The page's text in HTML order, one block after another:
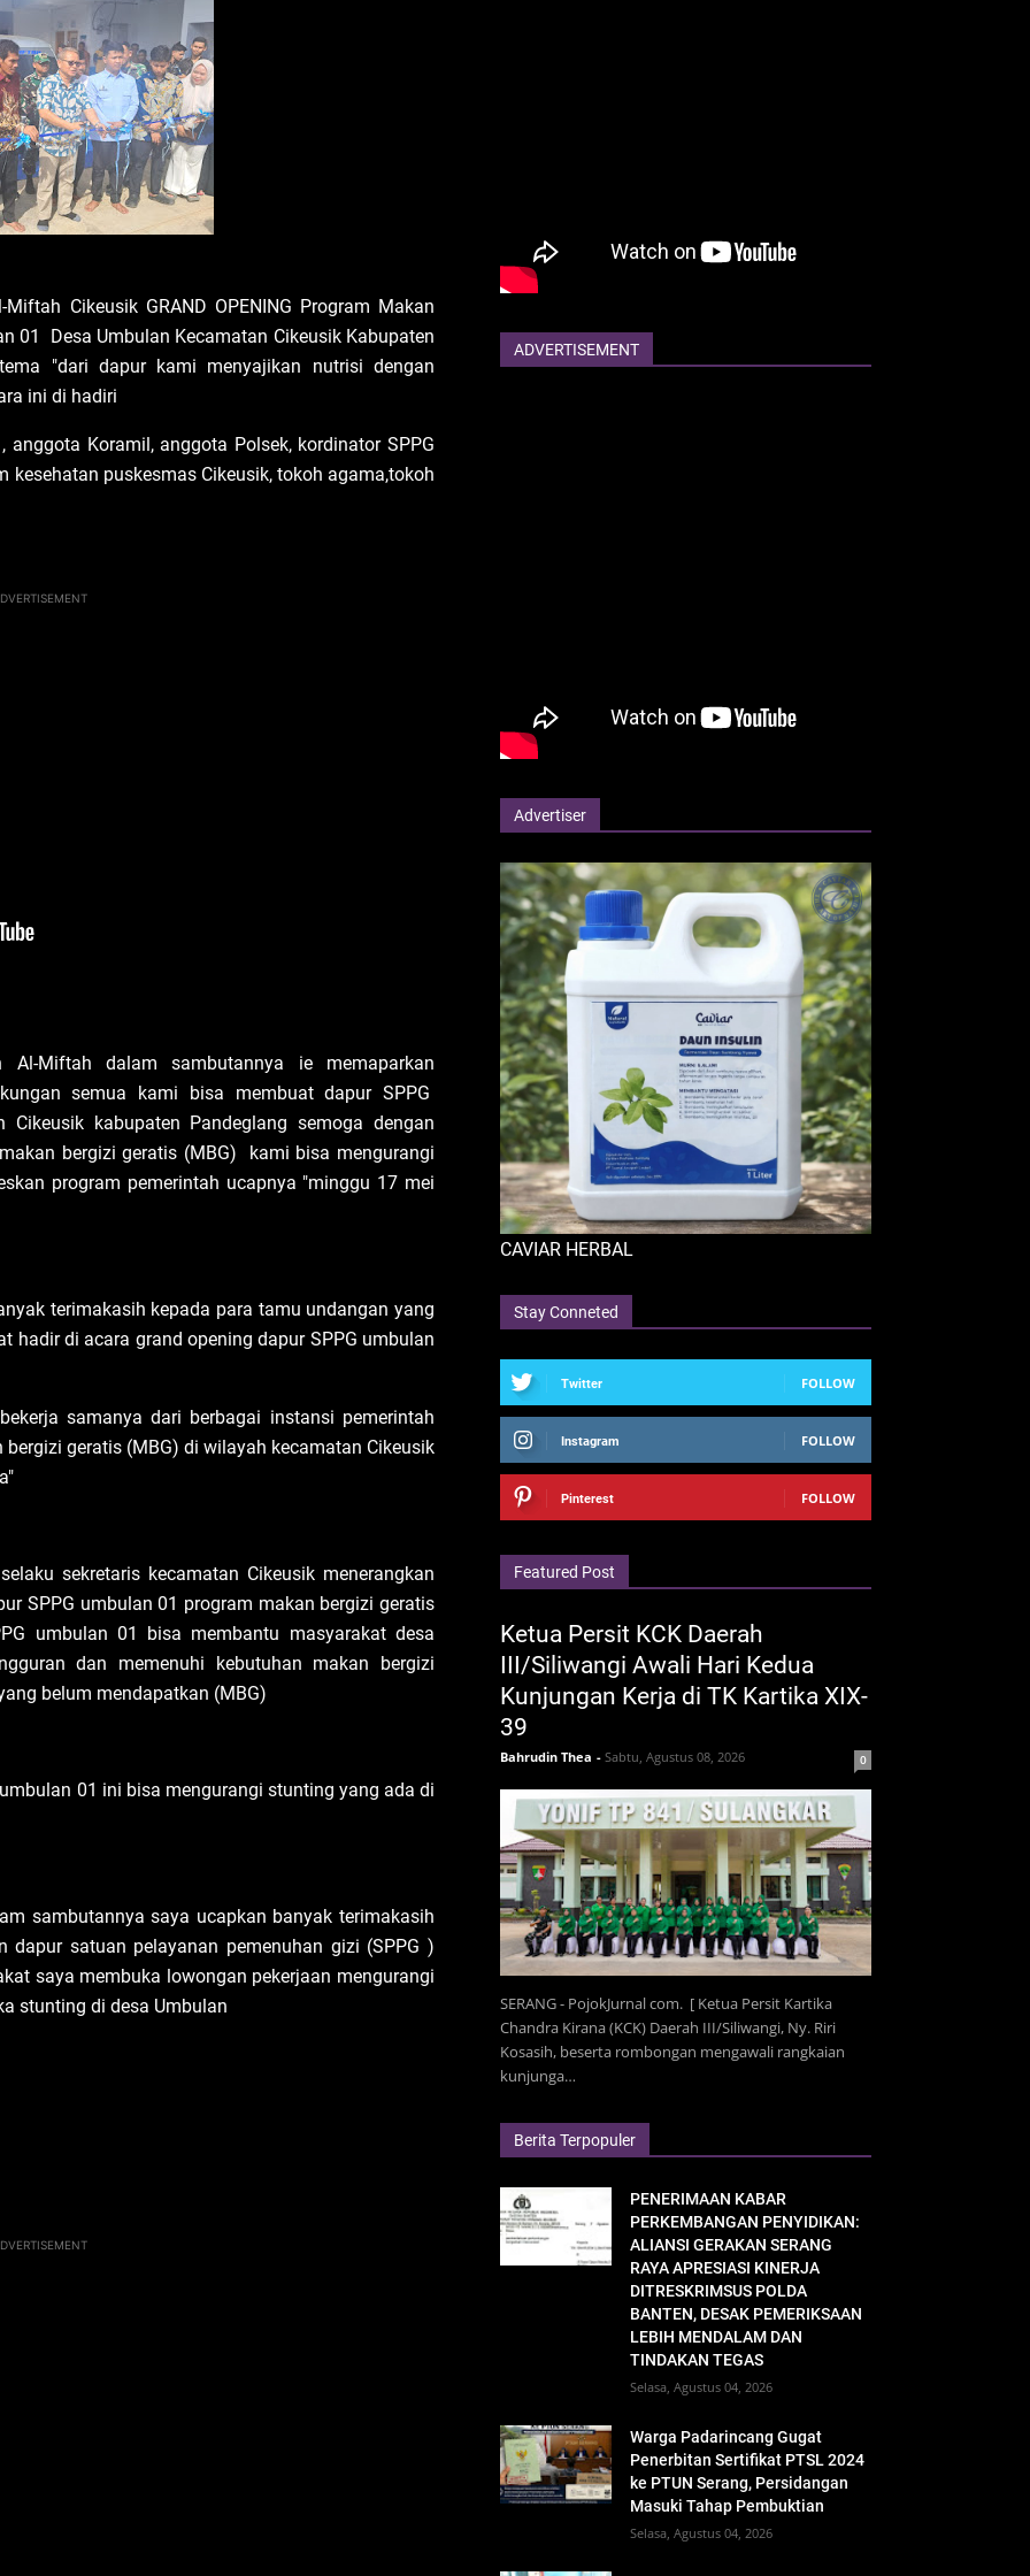
Miftah Cikeusik GRAND OPENING Program Makan
01 Desa Umbulan Kecamatan Cikeusik Kabupaten
"dari dapur kami menyajikan nutrisi dengan
ini di hadiri
anggota Koramil, anggota Polsek, kordinator SPPG
kesehatan puskesmas Cikeusik, tokoh agama,tokoh
Miftah dalam sambutannya ie memaparkan
semua kami bisa membuat dapur SPPG
kabupaten Pandeglang semoga dengan
bergizi geratis (MBG) kami bisa mengurangi
program pemerintah ucapnya "minggu 17 mei
terimakasih kepada para tamu undangan yang
hadir di acara grand opening dapur SPPG umbulan
samanya dari berbagai instansi pemerintah
geratis (MBG) di wilayah kecamatan Cikeusik
sekretaris kecamatan Cikeusik menerangkan
SPPG umbulan 01 program makan bergizi geratis
umbulan 01 bisa membantu masyarakat desa
dan memenuhi kebutuhan makan bergizi
belum mendapatkan (MBG)
01 ini bisa mengurangi stunting yang ada di
sambutannya saya ucapkan banyak terimakasih
dapur satuan pelayanan pemenuhan gizi (SPPG )
saya membuka lowongan pekerjaan mengurangi
stunting di desa Umbulan
ADVERTISEMENT
Advertiser
CAVIAR HERBAL
Stay Conneted
Twitter FOLLOW
Instagram FOLLOW
Pinterest FOLLOW
Featured Post
Ketua Persit KCK Daerah
III/Siliwangi Awali Hari Kedua
Kunjungan Kerja di TK Kartika XIX-
39
Bahrudin Thea - Sabtu, Agustus 08, 2026 0
SERANG - PojokJurnal com. [ Ketua Persit Kartika
Chandra Kirana (KCK) Daerah III/Siliwangi, Ny. Riri
Kosasih, beserta rombongan mengawali rangkaian
kunjunga…
Berita Terpopuler
PENERIMAAN KABAR
PERKEMBANGAN PENYIDIKAN:
ALIANSI GERAKAN SERANG
RAYA APRESIASI KINERJA
DITRESKRIMSUS POLDA
BANTEN, DESAK PEMERIKSAAN
LEBIH MENDALAM DAN
TINDAKAN TEGAS
Selasa, Agustus 04, 2026
Warga Padarincang Gugat
Penerbitan Sertifikat PTSL 2024
ke PTUN Serang, Persidangan
Masuki Tahap Pembuktian
Selasa, Agustus 04, 2026